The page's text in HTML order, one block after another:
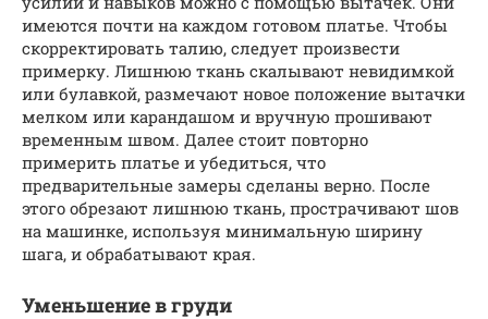
имеются почти на каждом готовом платье. Чтобы
скорректировать талию, следует произвести
примерку. Лишнюю ткань скалывают невидимкой
или булавкой, размечают новое положение вытачки
мелком или карандашом и вручную прошивают
временным швом. Далее стоит повторно
примерить платье и убедиться, что
предварительные замеры сделаны верно. После
этого обрезают лишнюю ткань, прострачивают шов
на машинке, используя минимальную ширину
шага, и обрабатывают края.
Уменьшение в груди